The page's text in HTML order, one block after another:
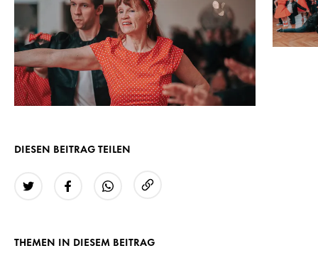
DIESEN BEITRAG TEILEN
THEMEN IN DIESEM BEITRAG